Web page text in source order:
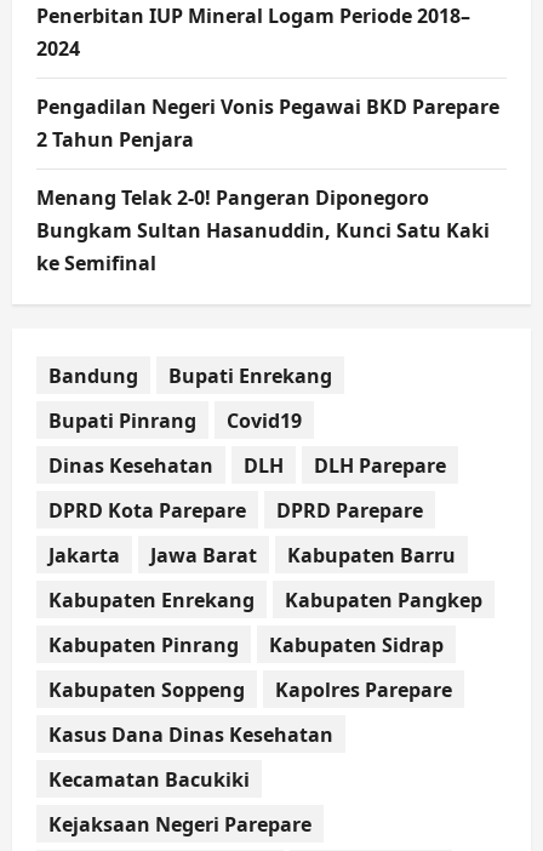
Penerbitan IUP Mineral Logam Periode 2018–
2024
Pengadilan Negeri Vonis Pegawai BKD Parepare
2 Tahun Penjara
Menang Telak 2-0! Pangeran Diponegoro
Bungkam Sultan Hasanuddin, Kunci Satu Kaki
ke Semifinal
Bandung
Bupati Enrekang
Bupati Pinrang
Covid19
Dinas Kesehatan
DLH
DLH Parepare
DPRD Kota Parepare
DPRD Parepare
Jakarta
Jawa Barat
Kabupaten Barru
Kabupaten Enrekang
Kabupaten Pangkep
Kabupaten Pinrang
Kabupaten Sidrap
Kabupaten Soppeng
Kapolres Parepare
Kasus Dana Dinas Kesehatan
Kecamatan Bacukiki
Kejaksaan Negeri Parepare